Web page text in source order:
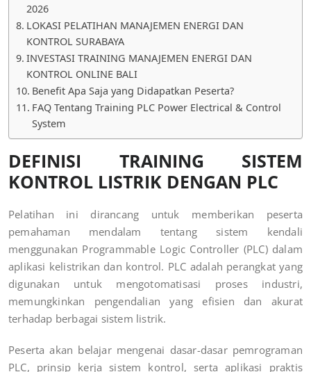
2026
LOKASI PELATIHAN MANAJEMEN ENERGI DAN
KONTROL SURABAYA
INVESTASI TRAINING MANAJEMEN ENERGI DAN
KONTROL ONLINE BALI
Benefit Apa Saja yang Didapatkan Peserta?
FAQ Tentang Training PLC Power Electrical & Control
System
DEFINISI TRAINING SISTEM
KONTROL LISTRIK DENGAN PLC
Pelatihan ini dirancang untuk memberikan peserta
pemahaman mendalam tentang sistem kendali
menggunakan Programmable Logic Controller (PLC) dalam
aplikasi kelistrikan dan kontrol. PLC adalah perangkat yang
digunakan untuk mengotomatisasi proses industri,
memungkinkan pengendalian yang efisien dan akurat
terhadap berbagai sistem listrik.
Peserta akan belajar mengenai dasar-dasar pemrograman
PLC, prinsip kerja sistem kontrol, serta aplikasi praktis